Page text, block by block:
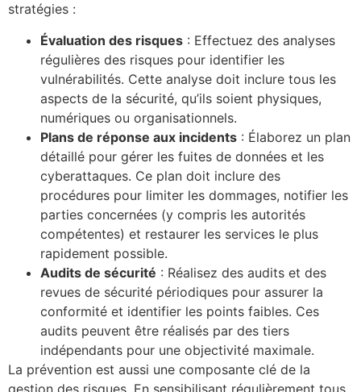
stratégies :
Évaluation des risques : Effectuez des analyses
régulières des risques pour identifier les
vulnérabilités. Cette analyse doit inclure tous les
aspects de la sécurité, qu’ils soient physiques,
numériques ou organisationnels.
Plans de réponse aux incidents : Élaborez un plan
détaillé pour gérer les fuites de données et les
cyberattaques. Ce plan doit inclure des
procédures pour limiter les dommages, notifier les
parties concernées (y compris les autorités
compétentes) et restaurer les services le plus
rapidement possible.
Audits de sécurité : Réalisez des audits et des
revues de sécurité périodiques pour assurer la
conformité et identifier les points faibles. Ces
audits peuvent être réalisés par des tiers
indépendants pour une objectivité maximale.
La prévention est aussi une composante clé de la
gestion des risques. En sensibilisant régulièrement tous